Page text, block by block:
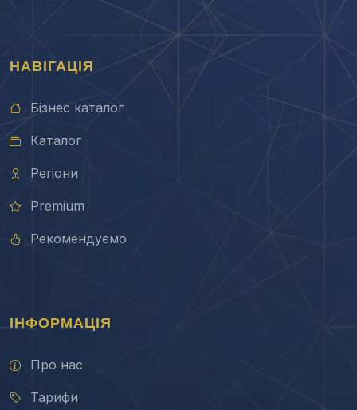
НАВІГАЦІЯ
Бізнес каталог
Каталог
Регіони
Premium
Рекомендуємо
ІНФОРМАЦІЯ
Про нас
Тарифи